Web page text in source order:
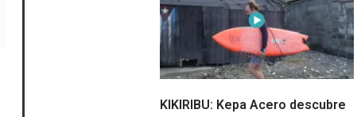
KIKIRIBU: Kepa Acero descubre